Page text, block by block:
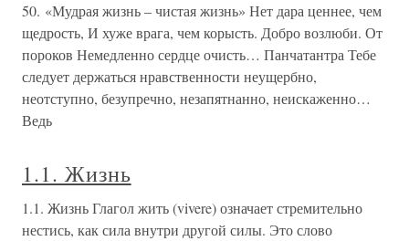
50. «Мудрая жизнь – чистая жизнь» Нет дара ценнее, чем
щедрость, И хуже врага, чем корысть. Добро возлюби. От
пороков Немедленно сердце очисть… Панчатантра Тебе
следует держаться нравственности неущербно,
неотступно, безупречно, незапятнанно, неискаженно…
Ведь
1.1. Жизнь
1.1. Жизнь Глагол жить (vivere) означает стремительно
нестись, как сила внутри другой силы. Это слово